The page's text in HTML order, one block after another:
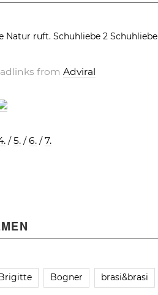
Natur ruft. Schuhliebe 2 Schuhliebe
from Adviral
/5. /6. /7.
Bogner brasi&brasi